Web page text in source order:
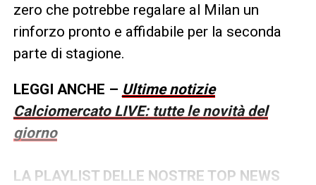
zero che potrebbe regalare al Milan un
rinforzo pronto e affidabile per la seconda
parte di stagione.
LEGGI ANCHE – Ultime notizie
Calciomercato LIVE: tutte le novità del
giorno
LA PLAYLIST DELLE NOSTRE TOP NEWS